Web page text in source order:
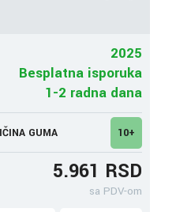
2025
Besplatna isporuka
1-2 radna dana
GUMA 10+
5.961 RSD
sa PDV-om